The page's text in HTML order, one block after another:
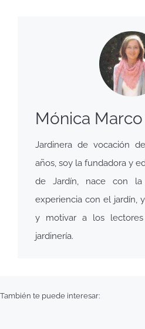
Mónica Marco
Jardinera de vocación
años, soy la fundadora y
de Jardín, nace con
experiencia con el jardín,
y motivar a los
jardinería.
También te puede interesar: